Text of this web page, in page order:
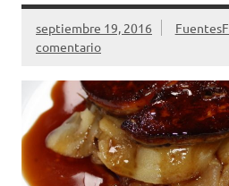
septiembre 19, 2016
comentario